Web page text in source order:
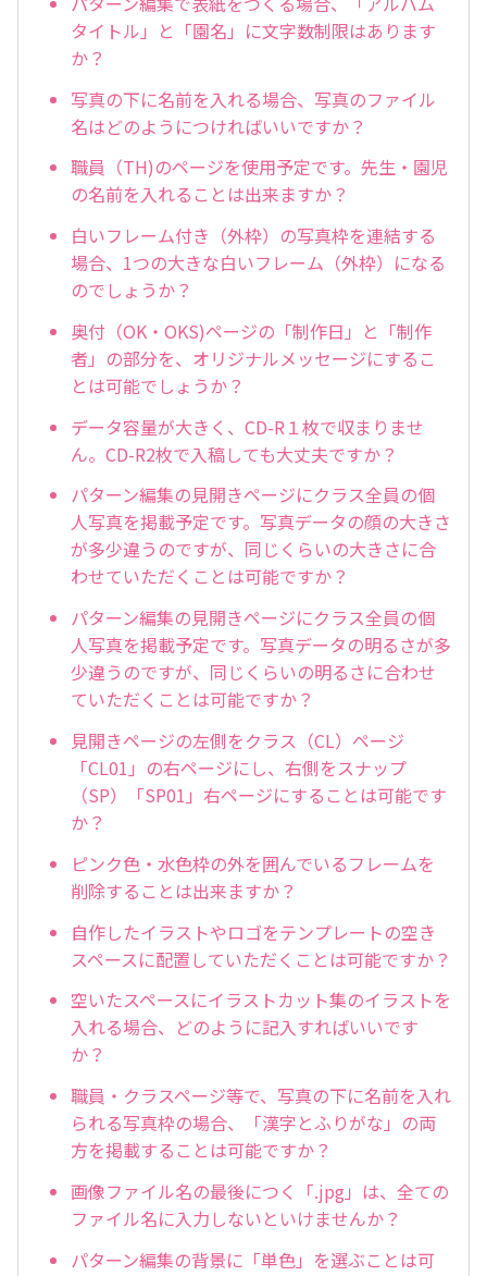
タイトル」と「園名」に文字数制限はあります
か？
写真の下に名前を入れる場合、写真のファイル
名はどのようにつければいいですか？
職員（TH)のページを使用予定です。先生・園児
の名前を入れることは出来ますか？
白いフレーム付き（外枠）の写真枠を連結する
場合、1つの大きな白いフレーム（外枠）になる
のでしょうか？
奥付（OK・OKS)ページの「制作日」と「制作
者」の部分を、オリジナルメッセージにするこ
とは可能でしょうか？
データ容量が大きく、CD-R１枚で収まりませ
ん。CD-R2枚で入稿しても大丈夫ですか？
パターン編集の見開きページにクラス全員の個
人写真を掲載予定です。写真データの顔の大きさ
が多少違うのですが、同じくらいの大きさに合
わせていただくことは可能ですか？
パターン編集の見開きページにクラス全員の個
人写真を掲載予定です。写真データの明るさが多
少違うのですが、同じくらいの明るさに合わせ
ていただくことは可能ですか？
見開きページの左側をクラス（CL）ページ
「CL01」の右ページにし、右側をスナップ
（SP）「SP01」右ページにすることは可能です
か？
ピンク色・水色枠の外を囲んでいるフレームを
削除することは出来ますか？
自作したイラストやロゴをテンプレートの空き
スペースに配置していただくことは可能ですか？
空いたスペースにイラストカット集のイラストを
入れる場合、どのように記入すればいいです
か？
職員・クラスページ等で、写真の下に名前を入れ
られる写真枠の場合、「漢字とふりがな」の両
方を掲載することは可能ですか？
画像ファイル名の最後につく「.jpg」は、全ての
ファイル名に入力しないといけませんか？
パターン編集の背景に「単色」を選ぶことは可